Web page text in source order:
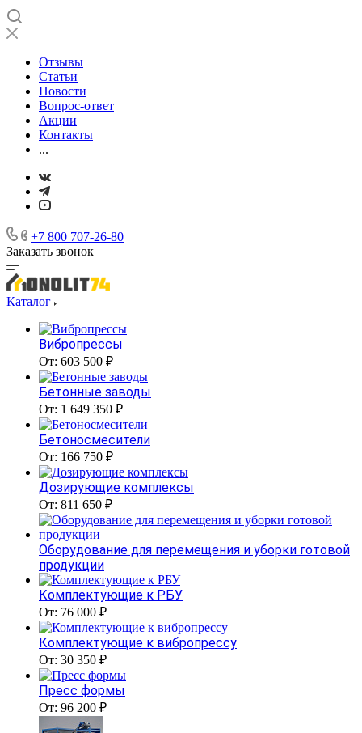
Отзывы
Статьи
Новости
Вопрос-ответ
Акции
Контакты
...
+7 800 707-26-80
Заказать звонок
Каталог
Вибропрессы
От: 603 500 ₽
Бетонные заводы
От: 1 649 350 ₽
Бетоносмесители
От: 166 750 ₽
Дозирующие комплексы
От: 811 650 ₽
Оборудование для перемещения и уборки готовой
продукции
Комплектующие к РБУ
От: 76 000 ₽
Комплектующие к вибропрессу
От: 30 350 ₽
Пресс формы
От: 96 200 ₽